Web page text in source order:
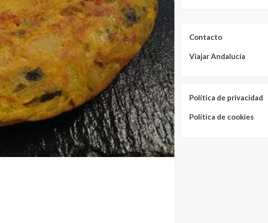
Contacto
Viajar Andalucía
Política de privacidad
Política de cookies